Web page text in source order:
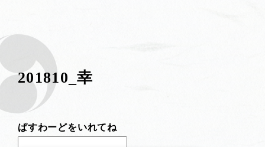
201810_幸
ぱすわーどをいれてね